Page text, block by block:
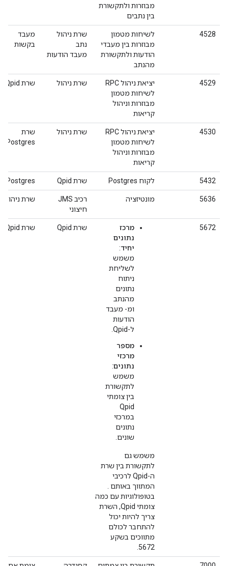
מבוזרות ולתקשורת
בין נתבים
4528
לשיחות מטמון
מבוזרות בין מעבדי
הודעות ולתקשורת
מהנתב
שרת ניהול
נתב
מעבד הודעות
מעבד
בקשות
4529
יציאת ניהול RPC
לשיחות מטמון
מבוזרות וניהול
קריאות
שרת ניהול שרת Qpid
4530
יציאת ניהול RPC
לשיחות מטמון
מבוזרות וניהול
קריאות
שרת ניהול
שרת
Postgres
5432 לקוח Postgres שרת Qpid Postgres
5636 מונטיזציה
רכיב JMS
חיצוני
שרת ניהול
5672
מרכז
נתונים
יחיד:
משמש
לשליחת
ניתוח
נתונים
מהנתב
ומ- מעבד
הודעות
ל-Qpid.
מספר
מרכזי
נתונים:
משמש
לתקשורת
בין צומתי
Qpid
במרכזי
נתונים
שונים.
משמש גם
לתקשורת בין שרת
ה-Qpid לרכיבי
המתווך באותם .
בטופולוגיות עם כמה
צומתי Qpid, השרת
צריך להיות יכול
להתחבר לכולם
מתווכים בשקע
5672.
שרת Qpid שרת Qpid